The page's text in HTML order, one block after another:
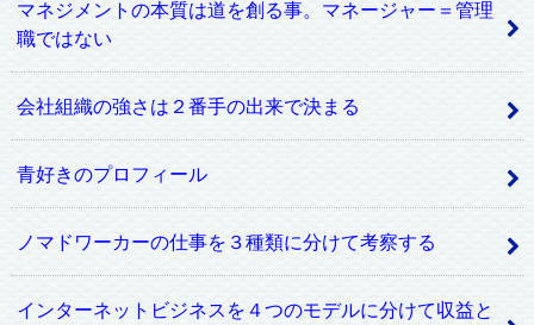
マネジメントの本質は道を創る事。マネージャー＝管理
職ではない
会社組織の強さは２番手の出来で決まる
青好きのプロフィール
ノマドワーカーの仕事を３種類に分けて考察する
インターネットビジネスを４つのモデルに分けて収益と